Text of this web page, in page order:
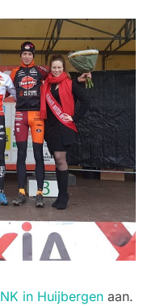
NK in Huijbergenaan.